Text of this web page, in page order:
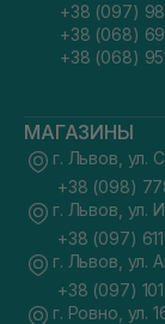
+38 (097)
+38 (068)
+38 (068)
МАГАЗИНЫ
г. Львов, ул.
+38 (098)
г. Львов, ул.
+38 (097)
г. Львов, ул.
+38 (097)
г. Ровно, ул.